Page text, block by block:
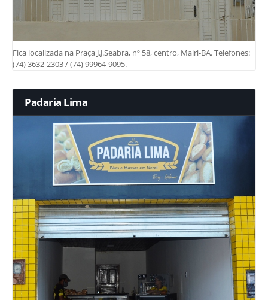
Fica localizada na Praça J.J.Seabra, nº 58, centro, Mairi-BA. Telefones:
(74) 3632-2303 / (74) 99964-9095.
Padaria Lima